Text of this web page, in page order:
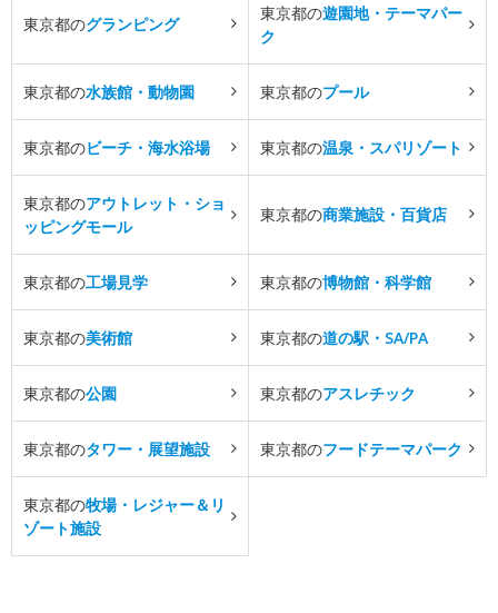
東京都のグランピング
東京都の遊園地・テーマパー
ク
東京都の水族館・動物園 東京都のプール
東京都のビーチ・海水浴場 東京都の温泉・スパリゾート
東京都のアウトレット・ショ
ッピングモール
東京都の商業施設・百貨店
東京都の工場見学 東京都の博物館・科学館
東京都の美術館 東京都の道の駅・SA/PA
東京都の公園 東京都のアスレチック
東京都のタワー・展望施設 東京都のフードテーマパーク
東京都の牧場・レジャー＆リ
ゾート施設